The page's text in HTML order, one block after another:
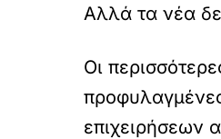
Αλλά τα νέα
Οι
επιχειρήσεων